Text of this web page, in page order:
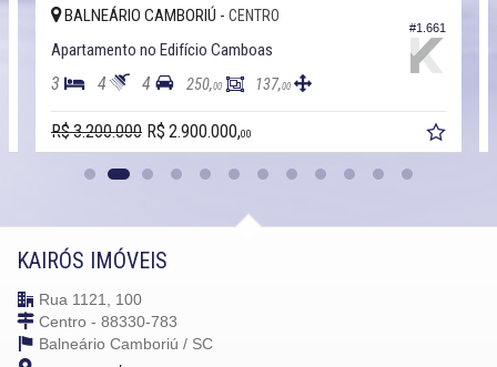
#1.661
BALNEÁRIO CAMBORIÚ - CENTRO
Apartamento no Edifício Camboas
3 4 4 250,00 137,00
R$ 3.200.000 R$ 2.900.000,00
KAIRÓS IMÓVEIS
Rua 1121, 100
Centro - 88330-783
Balneário Camboriú / SC